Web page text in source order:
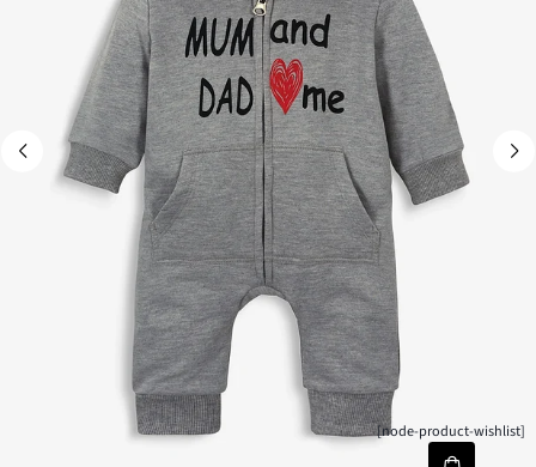
[node-product-wishlist]